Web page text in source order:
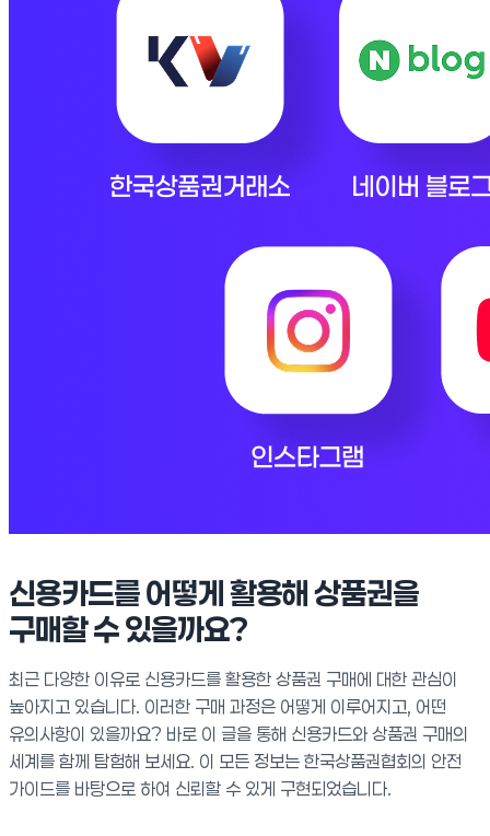
신용카드를 어떻게 활용해 상품권을
구매할 수 있을까요?
최근 다양한 이유로 신용카드를 활용한 상품권 구매에 대한 관심이
높아지고 있습니다. 이러한 구매 과정은 어떻게 이루어지고, 어떤
유의사항이 있을까요? 바로 이 글을 통해 신용카드와 상품권 구매의
세계를 함께 탐험해 보세요. 이 모든 정보는 한국상품권협회의 안전
가이드를 바탕으로 하여 신뢰할 수 있게 구현되었습니다.